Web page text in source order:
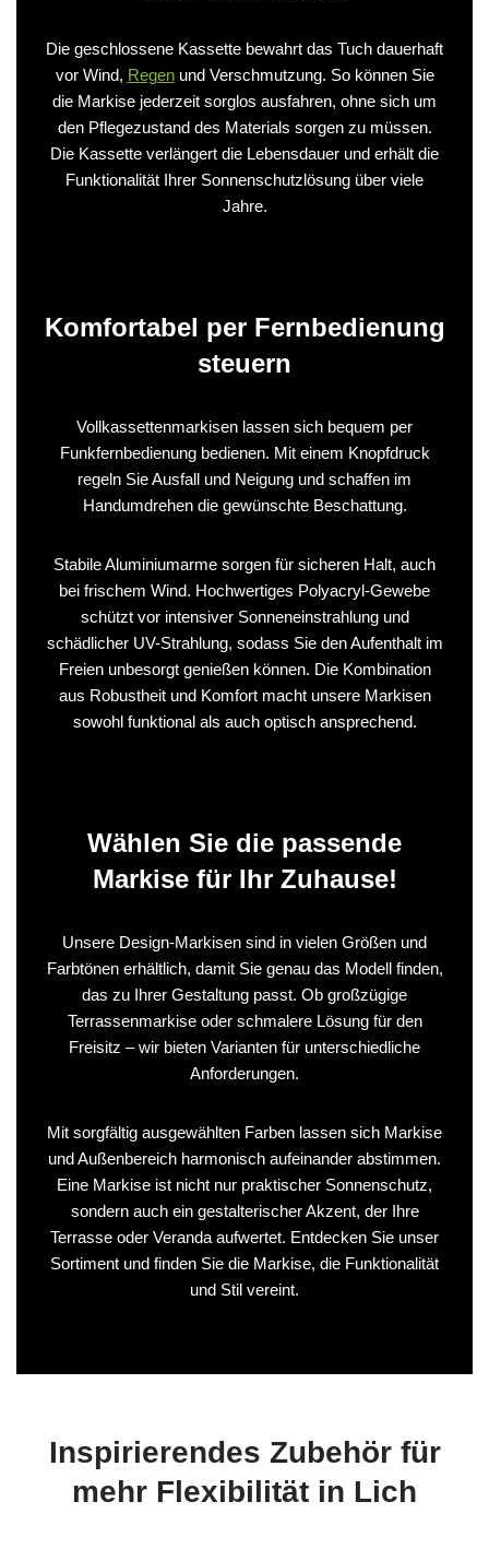
Die geschlossene Kassette bewahrt das Tuch dauerhaft
vor Wind, Regenund Verschmutzung. So können Sie
die Markise jederzeit sorglos ausfahren, ohne sich um
den Pflegezustand des Materials sorgen zu müssen.
Die Kassette verlängert die Lebensdauer und erhält die
Funktionalität Ihrer Sonnenschutzlösung über viele
Jahre.
Komfortabel per Fernbedienung
steuern
Vollkassettenmarkisen lassen sich bequem per
Funkfernbedienung bedienen. Mit einem Knopfdruck
regeln Sie Ausfall und Neigung und schaffen im
Handumdrehen die gewünschte Beschattung.
Stabile Aluminiumarme sorgen für sicheren Halt, auch
bei frischem Wind. Hochwertiges Polyacryl-Gewebe
schützt vor intensiver Sonneneinstrahlung und
schädlicher UV-Strahlung, sodass Sie den Aufenthalt im
Freien unbesorgt genießen können. Die Kombination
aus Robustheit und Komfort macht unsere Markisen
sowohl funktional als auch optisch ansprechend.
Wählen Sie die passende
Markise für Ihr Zuhause!
Unsere Design-Markisen sind in vielen Größen und
Farbtönen erhältlich, damit Sie genau das Modell finden,
das zu Ihrer Gestaltung passt. Ob großzügige
Terrassenmarkise oder schmalere Lösung für den
Freisitz – wir bieten Varianten für unterschiedliche
Anforderungen.
Mit sorgfältig ausgewählten Farben lassen sich Markise
und Außenbereich harmonisch aufeinander abstimmen.
Eine Markise ist nicht nur praktischer Sonnenschutz,
sondern auch ein gestalterischer Akzent, der Ihre
Terrasse oder Veranda aufwertet. Entdecken Sie unser
Sortiment und finden Sie die Markise, die Funktionalität
und Stil vereint.
Inspirierendes Zubehör für
mehr Flexibilität in Lich